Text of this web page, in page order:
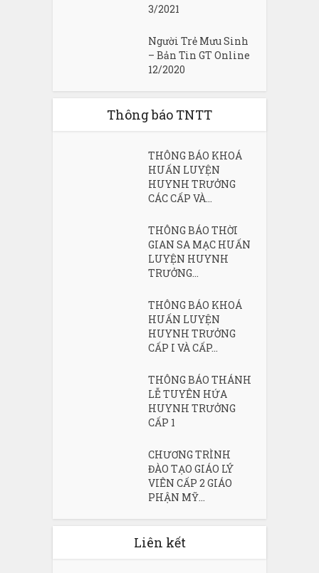
3/2021
Người Trẻ Mưu Sinh
– Bản Tin GT Online
12/2020
Thông báo TNTT
THÔNG BÁO KHOÁ
HUẤN LUYỆN
HUYNH TRƯỞNG
CÁC CẤP VÀ...
THÔNG BÁO THỜI
GIAN SA MẠC HUẤN
LUYỆN HUYNH
TRƯỞNG...
THÔNG BÁO KHOÁ
HUẤN LUYỆN
HUYNH TRƯỞNG
CẤP I VÀ CẤP...
THÔNG BÁO THÁNH
LỄ TUYÊN HỨA
HUYNH TRƯỞNG
CẤP 1
CHƯƠNG TRÌNH
ĐÀO TẠO GIÁO LÝ
VIÊN CẤP 2 GIÁO
PHẬN MỸ...
Liên kết